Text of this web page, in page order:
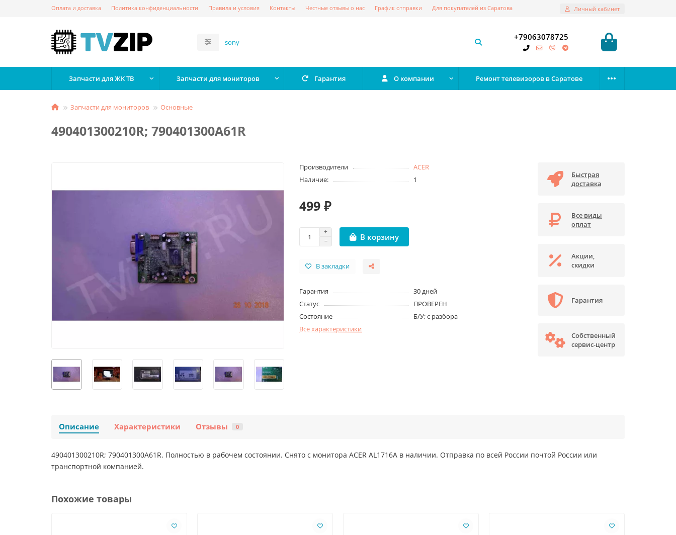
Оплата и доставка Политика конфиденциальности Правила и условия Контакты Честные отзывы о нас График отправки Для покупателей из Саратова Личный кабинет
+79063078725
Запчасти для ЖК ТВ Запчасти для мониторов Гарантия О компании Ремонт телевизоров в Саратове
Запчасти для мониторов Основные
490401300210R; 790401300A61R
Производители
ACER
Наличие:
1
499 ₽
В корзину
В закладки
Гарантия
30 дней
Статус
ПРОВЕРЕН
Состояние
Б/У; с разбора
Все характеристики
Быстрая
доставка
Все виды
оплат
Акции,
скидки
Гарантия
Собственный
сервис-центр
Описание Характеристики Отзывы 0
490401300210R; 790401300A61R. Полностью в рабочем состоянии. Снято с монитора ACER AL1716A в наличии. Отправка по всей России почтой России или
транспортной компанией.
Похожие товары